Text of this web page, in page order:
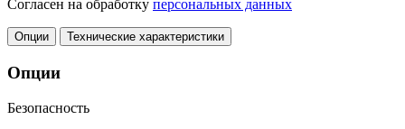
Согласен на обработку персональных данных
Опции Технические характеристики
Опции
Безопасность